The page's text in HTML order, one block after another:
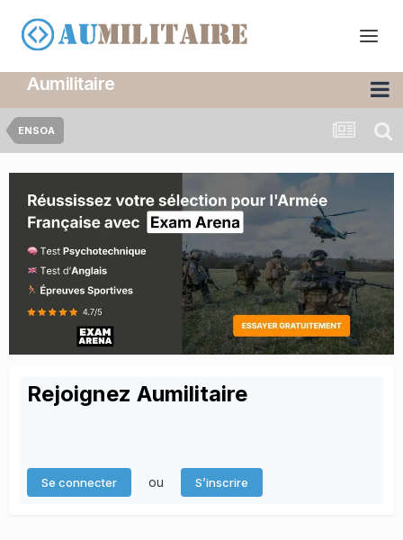
Aumilitaire
ENSOA
Rejoignez Aumilitaire
Se connecter ou S’inscrire